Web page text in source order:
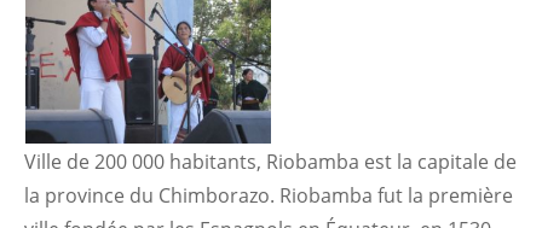
Ville de 200 000 habitants, Riobamba est la capitale de
la province du Chimborazo. Riobamba fut la première